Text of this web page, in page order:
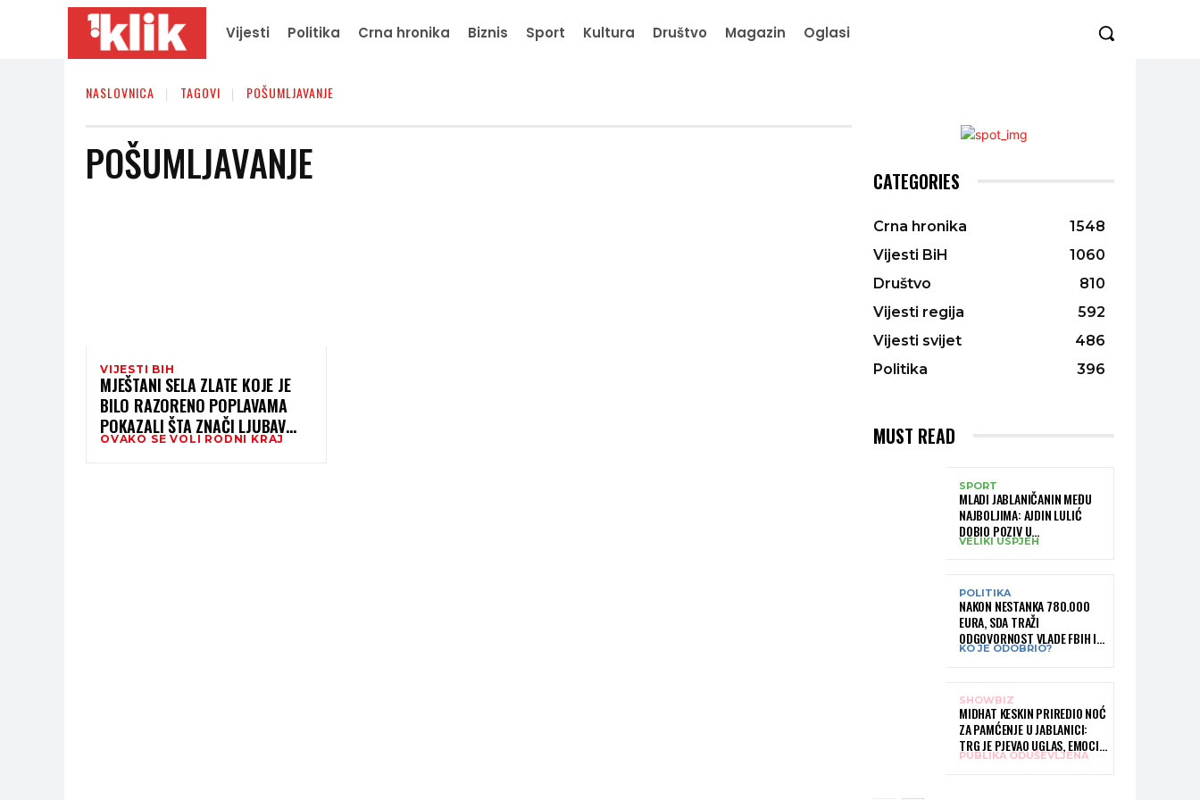
Vijesti Politika Crna hronika Biznis Sport Kultura Društvo Magazin Oglasi
NASLOVNICA TAGOVI POŠUMLJAVANJE
POŠUMLJAVANJE
VIJESTI BIH
MJEŠTANI SELA ZLATE KOJE JE
BILO RAZORENO POPLAVAMA
POKAZALI ŠTA ZNAČI LJUBAV
PREMA RODNOM
OVAKO SE VOLI RODNI KRAJ
CATEGORIES
Crna hronika
1548
Vijesti BiH
1060
Društvo
810
Vijesti regija
592
Vijesti svijet
486
Politika
396
MUST READ
SPORT
MLADI JABLANIČANIN MEĐU
NAJBOLJIMA: AJDIN LULIĆ
DOBIO POZIV U
REPREZENTACIJU BIH –
VELIKI USPJEH
POLITIKA
NAKON NESTANKA 780.000
EURA, SDA TRAŽI
ODGOVORNOST VLADE FBIH I
RUKOVODSTVA IGMANA
KO JE ODOBRIO?
SHOWBIZ
MIDHAT KESKIN PRIREDIO NOĆ
ZA PAMĆENJE U JABLANICI:
TRG JE PJEVAO UGLAS, EMOCIJE
PREPLAVILE RODNI GRAD
PUBLIKA ODUŠEVLJENA